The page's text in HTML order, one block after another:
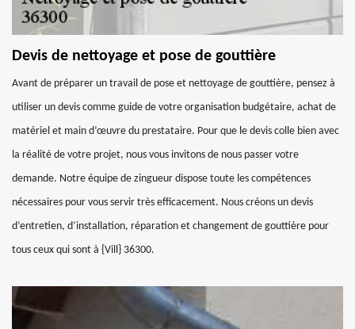
Devis de nettoyage et pose de gouttière
Avant de préparer un travail de pose et nettoyage de gouttière, pensez à
utiliser un devis comme guide de votre organisation budgétaire, achat de
matériel et main d’œuvre du prestataire. Pour que le devis colle bien avec
la réalité de votre projet, nous vous invitons de nous passer votre
demande. Notre équipe de zingueur dispose toute les compétences
nécessaires pour vous servir très efficacement. Nous créons un devis
d’entretien, d’installation, réparation et changement de gouttière pour
tous ceux qui sont à {Vill} 36300.